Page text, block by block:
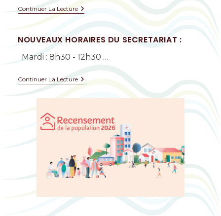
Continuer La Lecture
NOUVEAUX HORAIRES DU SECRETARIAT :
Mardi : 8h30 - 12h30 …
Continuer La Lecture